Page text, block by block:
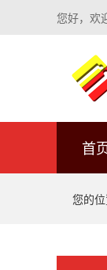
您好，欢
首
您的位